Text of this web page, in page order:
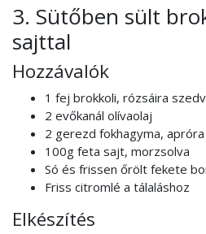
3. Sütőben sült
sajttal
Hozzávalók
1 fej brokkoli, rózsáira
2 evőkanál olívaolaj
2 gerezd fokhagyma,
100g feta sajt, morzsolva
Só és frissen őrölt fekete
Friss citromlé a tálaláshoz
Elkészítés